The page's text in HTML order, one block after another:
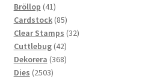
Bröllop 4141
produkter
Cardstock 8585
produkter
Clear Stamps 3232
Cuttlebug 4242
produkter
Dekorera 368368
Dies 25032503